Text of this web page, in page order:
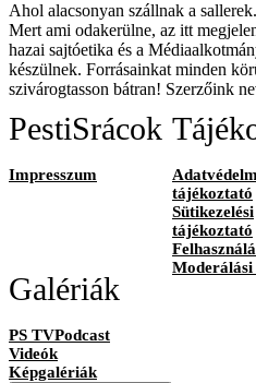
Ahol alacsonyan szállnak a
Mert ami odakerülne, az itt
hazai sajtóetika és a
készülnek. Forrásainkat minden
szivárogtasson bátran! Szerzőink
PestiSrácok
Impresszum
tájékoztató
Sütikezelési
tájékoztató
Moderálási
Galériák
PS TVPodcast
Videók
Képgalériák